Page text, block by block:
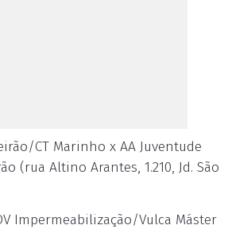
CT Marinho x AA Juventude
(rua Altino Arantes, 1.210, Jd. São
Impermeabilização/Vulca Máster